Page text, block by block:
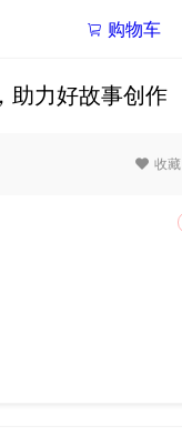
 购物车
助力好故事创作
 收藏